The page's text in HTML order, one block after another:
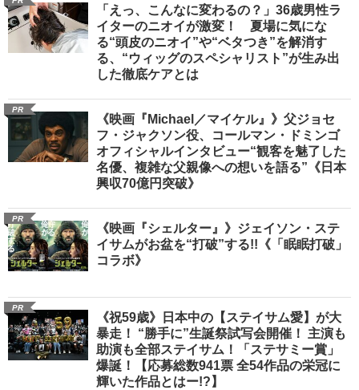
「えっ、こんなに変わるの？」36歳男性ラ
イターのニオイが激変！ 夏場に気にな
る“頭皮のニオイ”や“ベタつき”を解消す
る、“ウィッグのスペシャリスト”が生み出
した徹底ケアとは
PR
《映画『Michael／マイケル』》父ジョセ
フ・ジャクソン役、コールマン・ドミンゴ
オフィシャルインタビュー“観客を魅了した
名優、複雑な父親像への想いを語る”《日本
興収70億円突破》
PR
《映画『シェルター』》ジェイソン・ステ
イサムがお盆を“打破”する!!《「眠眠打破」
コラボ》
PR
《祝59歳》日本中の【ステイサム愛】が大
暴走！ “勝手に”生誕祭試写会開催！ 主演も
助演も全部ステイサム！「ステサミー賞」
爆誕！【応募総数941票 全54作品の栄冠に
輝いた作品とはー!?】